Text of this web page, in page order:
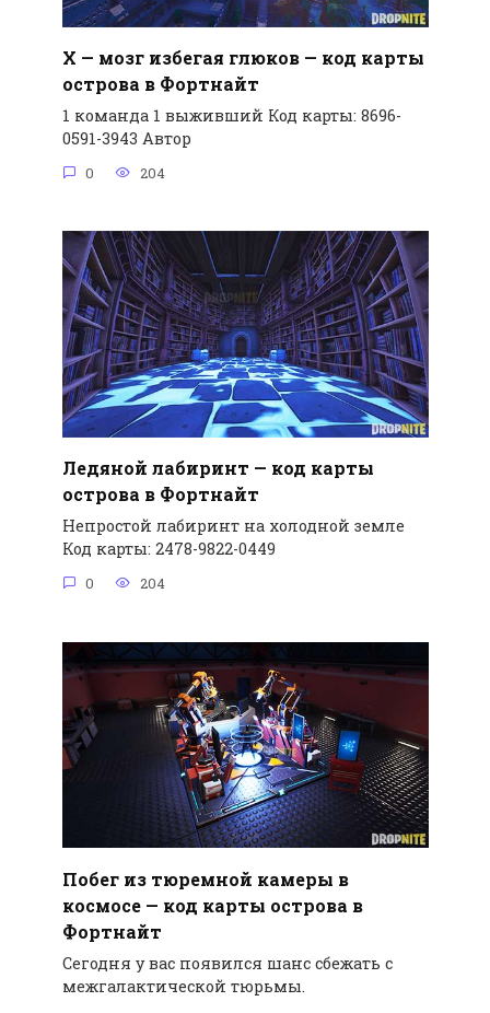
X — мозг избегая глюков — код карты
острова в Фортнайт
1 команда 1 выживший Код карты: 8696-
0591-3943 Автор
0 204
Ледяной лабиринт — код карты
острова в Фортнайт
Непростой лабиринт на холодной земле
Код карты: 2478-9822-0449
0 204
Побег из тюремной камеры в
космосе — код карты острова в
Фортнайт
Сегодня у вас появился шанс сбежать с
межгалактической тюрьмы.